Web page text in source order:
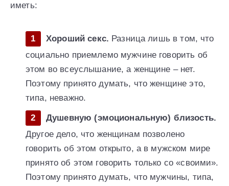
иметь:
Хороший секс. Разница лишь в том, что
социально приемлемо мужчине говорить об
этом во всеуслышание, а женщине – нет.
Поэтому принято думать, что женщине это,
типа, неважно.
Душевную (эмоциональную) близость.
Другое дело, что женщинам позволено
говорить об этом открыто, а в мужском мире
принято об этом говорить только со «своими».
Поэтому принято думать, что мужчины, типа,